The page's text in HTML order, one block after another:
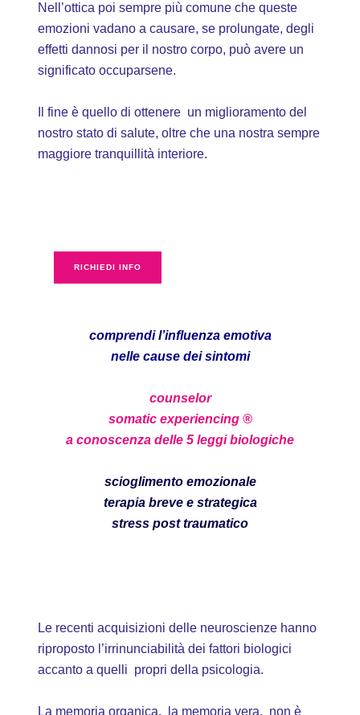
Nell’ottica poi sempre più comune che queste
emozioni vadano a causare, se prolungate, degli
effetti dannosi per il nostro corpo, può avere un
significato occuparsene.
Il fine è quello di ottenere un miglioramento del
nostro stato di salute, oltre che una nostra sempre
maggiore tranquillità interiore.
RICHIEDI INFO
comprendi l’influenza emotiva
nelle cause dei sintomi
counselor
somatic experiencing ®
a conoscenza delle 5 leggi biologiche
scioglimento emozionale
terapia breve e strategica
stress post traumatico
Le recenti acquisizioni delle neuroscienze hanno
riproposto l’irrinunciabilità dei fattori biologici
accanto a quelli propri della psicologia.
La memoria organica, la memoria vera, non è